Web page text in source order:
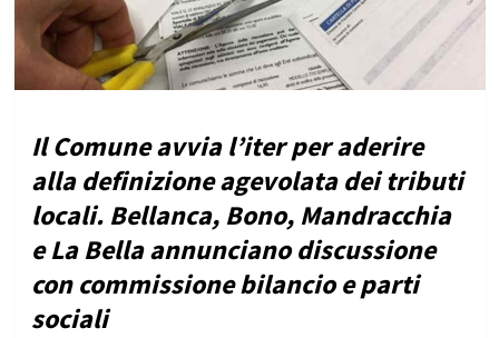
Il Comune avvia l’iter per aderire
alla definizione agevolata dei tributi
locali. Bellanca, Bono, Mandracchia
e La Bella annunciano discussione
con commissione bilancio e parti
sociali